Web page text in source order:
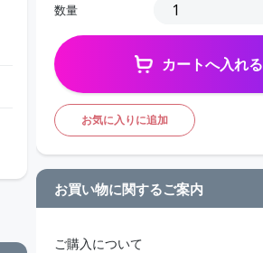
数量
カートへ入れる
お気に入りに追加
お買い物に関するご案内
ご購入について